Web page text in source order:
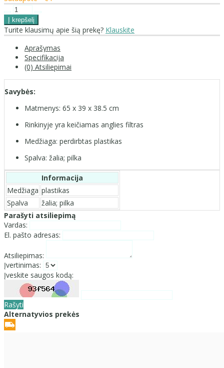
Turite klausimų apie šią prekę? Klauskite
Aprašymas
Specifikacija
(0) Atsiliepimai
Savybės:
Matmenys: 65 x 39 x 38.5 cm
Rinkinyje yra keičiamas anglies filtras
Medžiaga: perdirbtas plastikas
Spalva: žalia; pilka
Informacija
Medžiaga plastikas
Spalva
žalia; pilka
Parašyti atsiliepimą
Vardas:
El. pašto adresas:
Atsiliepimas:
Įvertinimas:
Įveskite saugos kodą:
Rašyti
Alternatyvios prekės